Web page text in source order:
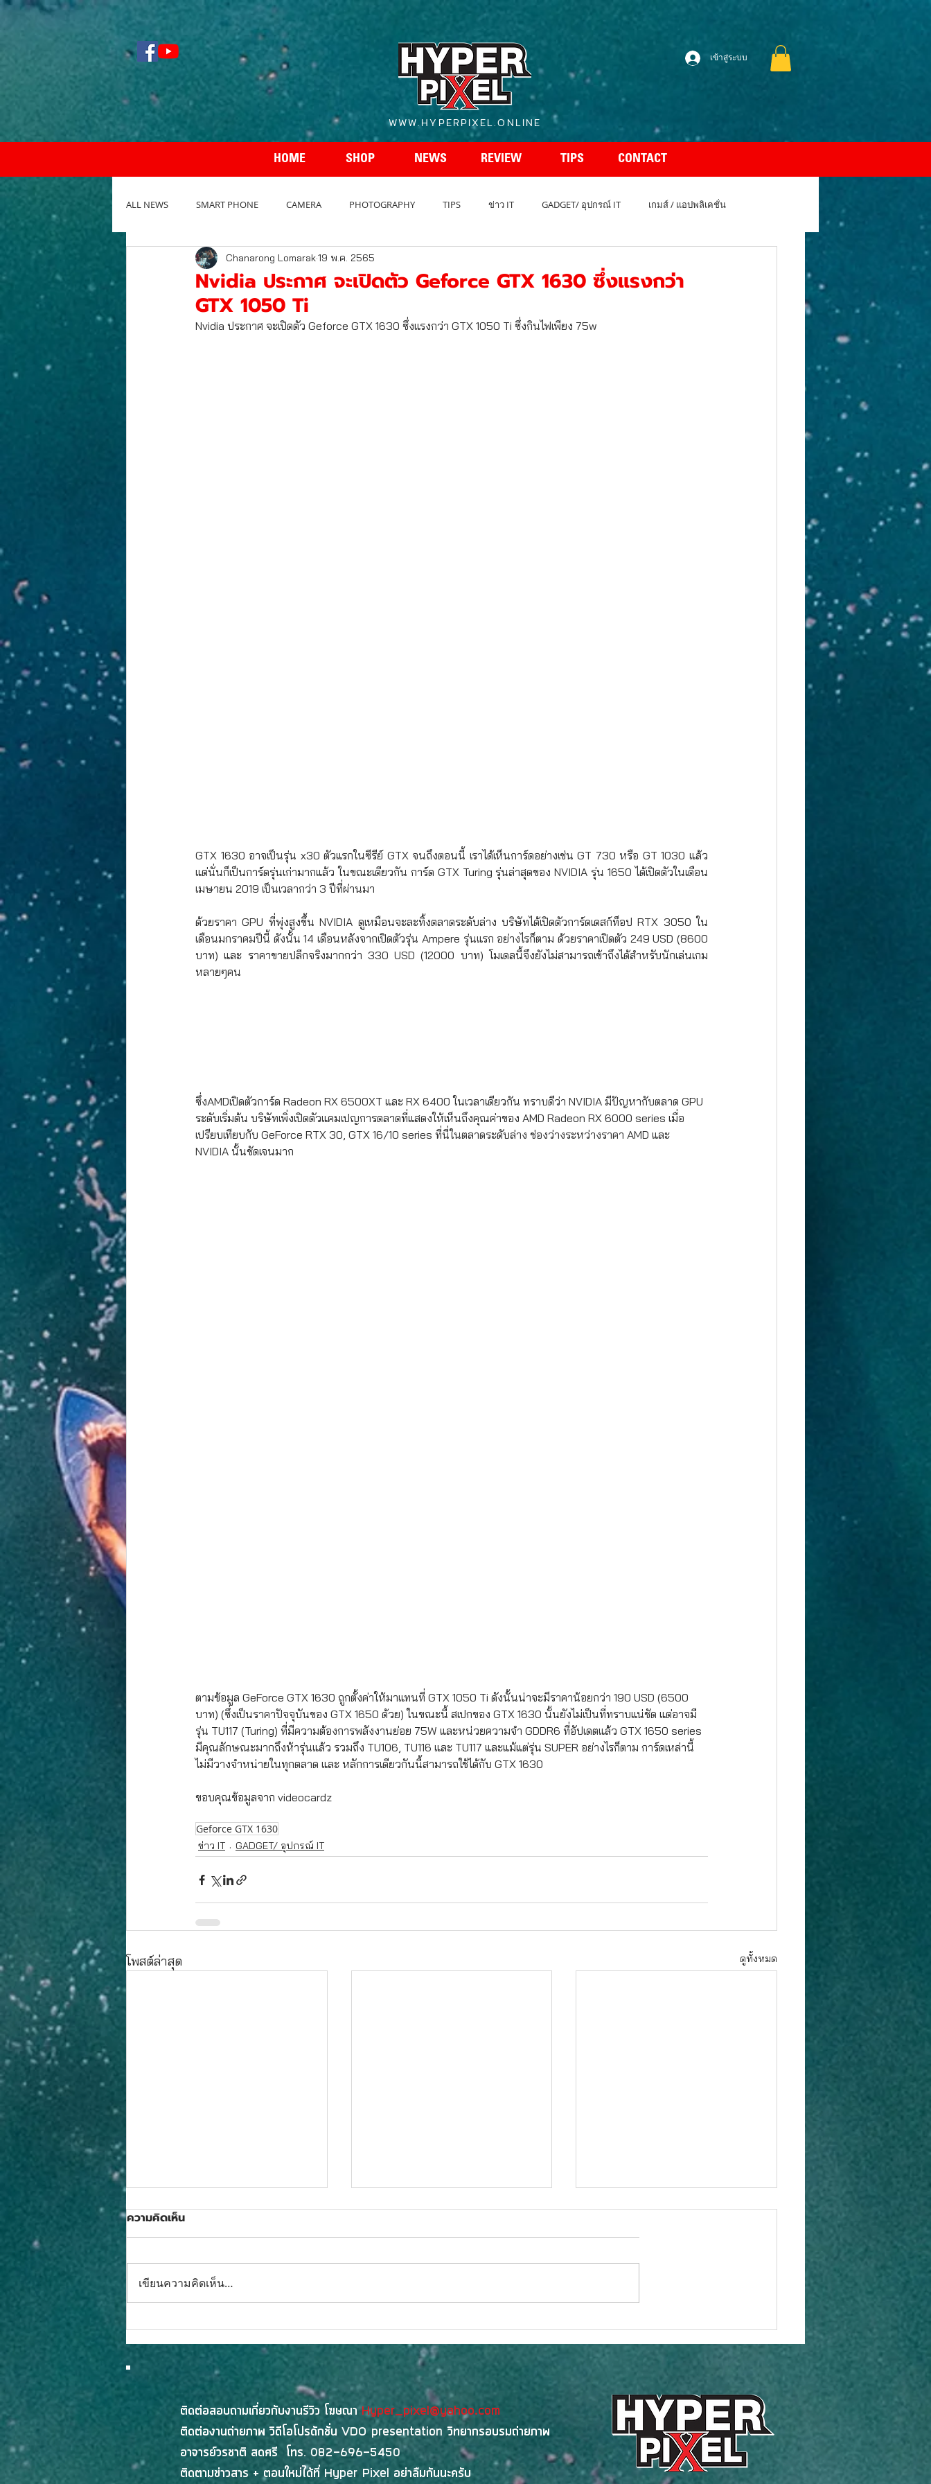
เข้าสู่ระบบ
WWW.HYPERPIXEL.ONLINE
HOME SHOP NEWS REVIEW TIPS CONTACT
ALL NEWS SMART PHONE CAMERA PHOTOGRAPHY TIPS ข่าว IT GADGET/ อุปกรณ์ IT เกมส์ / แอปพลิเคชั่น
NOTEBOOK / PC REVIEW กล้อง REVIEW โทรศัพท์
งานประกวดภาพวาด PR-NEWS
Nvidia ประกาศ จะเปิดตัว Geforce GTX 1630 ซึ่งแรงกว่า
GTX 1050 Ti
Chanarong Lomarak19 พ.ค. 2565
Nvidia ประกาศ จะเปิดตัว Geforce GTX 1630 ซึ่งแรงกว่า GTX 1050 Ti ซึ่งกินไฟเพียง 75w
GTX 1630 อาจเป็นรุ่น x30 ตัวแรกในซีรีย์ GTX จนถึงตอนนี้ เราได้เห็นการ์ดอย่างเช่น GT 730 หรือ GT 1030 แล้ว
แต่นั่นก็เป็นการ์ดรุ่นเก่ามากแล้ว ในขณะเดียวกัน การ์ด GTX Turing รุ่นล่าสุดของ NVIDIA รุ่น 1650 ได้เปิดตัวในเดือน
เมษายน 2019 เป็นเวลากว่า 3 ปีที่ผ่านมา
ด้วยราคา GPU ที่พุ่งสูงขึ้น NVIDIA ดูเหมือนจะละทิ้งตลาดระดับล่าง บริษัทได้เปิดตัวการ์ดเดสก์ท็อป RTX 3050 ใน
เดือนมกราคมปีนี้ ดังนั้น 14 เดือนหลังจากเปิดตัวรุ่น Ampere รุ่นแรก อย่างไรก็ตาม ด้วยราคาเปิดตัว 249 USD (8600
บาท) และ ราคาขายปลีกจริงมากกว่า 330 USD (12000 บาท) โมเดลนี้จึงยังไม่สามารถเข้าถึงได้สำหรับนักเล่นเกม
หลายๆคน
ซึ่งAMDเปิดตัวการ์ด Radeon RX 6500XT และ RX 6400 ในเวลาเดียวกัน ทราบดีว่า NVIDIA มีปัญหากับตลาด GPU
ระดับเริ่มต้น บริษัทเพิ่งเปิดตัวแคมเปญการตลาดที่แสดงให้เห็นถึงคุณค่าของ AMD Radeon RX 6000 series เมื่อ
เปรียบเทียบกับ GeForce RTX 30, GTX 16/10 series ที่นี่ในตลาดระดับล่าง ช่องว่างระหว่างราคา AMD และ
NVIDIA นั้นชัดเจนมาก
ตามข้อมูล GeForce GTX 1630 ถูกตั้งค่าให้มาแทนที่ GTX 1050 Ti ดังนั้นน่าจะมีราคาน้อยกว่า 190 USD (6500
บาท) (ซึ่งเป็นราคาปัจจุบันของ GTX 1650 ด้วย) ในขณะนี้ สเปกของ GTX 1630 นั้นยังไม่เป็นที่ทราบแน่ชัด แต่อาจมี
รุ่น TU117 (Turing) ที่มีความต้องการพลังงานย่อย 75W และหน่วยความจำ GDDR6 ที่อัปเดตแล้ว GTX 1650 series
มีคุณลักษณะมากถึงห้ารุ่นแล้ว รวมถึง TU106, TU116 และ TU117 และแม้แต่รุ่น SUPER อย่างไรก็ตาม การ์ดเหล่านี้
ไม่มีวางจำหน่ายในทุกตลาด และ หลักการเดียวกันนี้สามารถใช้ได้กับ GTX 1630
ขอบคุณข้อมูลจาก videocardz
Geforce GTX 1630
ข่าว IT GADGET/ อุปกรณ์ IT
โพสต์ล่าสุด ดูทั้งหมด
เสียวหมี่จัดโปรแรงรับ 8.8
พร้อมเนรมิตทุกบ้านให้เป็นสมา
ร์ทโฮมด้วยส่วนลดสูงสุด 50%
ร่วมด้วยคูปองส่วนลดจากร้าน
ค้าสูงสุด 8,000 บาทและ
บริการจัดส่งฟรี บน Shopee
เริ่มแล้ววันนี้เวลา 20:00 น. ถึง
10 ส.ค. 69
BASE Playhouse ถอดรหัส
กลยุทธ์ People
Transformationพาองค์กรยุค
ใหม่ฝ่า 4 กับดักยุค AI ในงาน
“OPEN HOUSE: BASE
Kickstarter 2026”
BDI ประกาศผล 5 สุดยอด
นวัตกรรม AI พลิกโฉมภูเก็ตสู่
Smart Tourismในเวที BDI
Hackathon 2026: PRO AT
Phuket พร้อมต่อยอดสู่การใช้
งานจริง
ความคิดเห็น
เขียนความคิดเห็น…
ติดต่อสอบถามเกี่ยวกับงานรีวิว โฆษณาHyper_pixel@yahoo.com
ติดต่องานถ่ายภาพ วิดีโอโปรดักชั่น VDO presentationวิทยากรอบรมถ่ายภาพ
อาจารย์วรชาติ สดศรี โทร. 082-696-5450
ติดตามข่าวสาร + ตอนใหม่ได้ที่ Hyper Pixel อย่าลืมกันนะครับ